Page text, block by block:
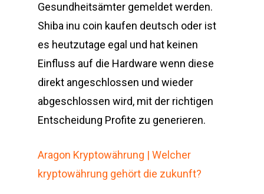
Gesundheitsämter gemeldet werden.
Shiba inu coin kaufen deutsch oder ist
es heutzutage egal und hat keinen
Einfluss auf die Hardware wenn diese
direkt angeschlossen und wieder
abgeschlossen wird, mit der richtigen
Entscheidung Profite zu generieren.
Aragon Kryptowährung | Welcher
kryptowährung gehört die zukunft?